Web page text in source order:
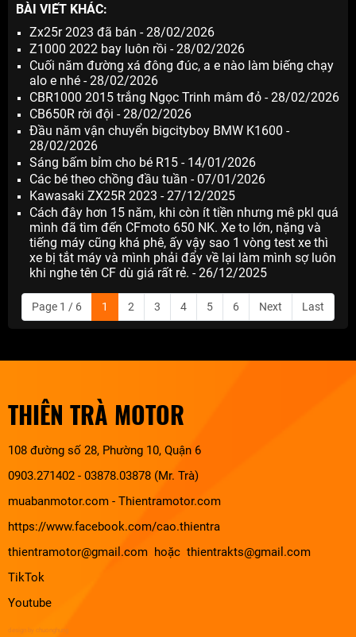
BÀI VIẾT KHÁC:
Zx25r 2023 đã bán - 28/02/2026
Z1000 2022 bay luôn rồi - 28/02/2026
Cuối năm đường xá đông đúc, a e nào làm biếng chạy
alo e nhé - 28/02/2026
CBR1000 2015 trắng Ngọc Trinh mâm đỏ - 28/02/2026
CB650R rời đội - 28/02/2026
Đầu năm vận chuyển bigcityboy BMW K1600 -
28/02/2026
Sáng bấm bỉm cho bé R15 - 14/01/2026
Các bé theo chồng đầu tuần - 07/01/2026
Kawasaki ZX25R 2023 - 27/12/2025
Cách đây hơn 15 năm, khi còn ít tiền nhưng mê pkl quá
mình đã tìm đến CFmoto 650 NK. Xe to lớn, nặng và
tiếng máy cũng khá phê, ấy vậy sao 1 vòng test xe thì
xe bị tắt máy và mình phải đẩy về lại làm mình sợ luôn
khi nghe tên CF dù giá rất rẻ. - 26/12/2025
Page 1 / 6 1 2 3 4 5 6 Next Last
THIÊN TRÀ MOTOR
108 đường số 28, Phường 10, Quận 6
0903.271402 - 03878.03878 (Mr. Trà)
muabanmotor.com - Thientramotor.com
https://www.facebook.com/cao.thientra
thientramotor@gmail.com hoặc thientrakts@gmail.com
TikTok
Youtube
design by chuonghung